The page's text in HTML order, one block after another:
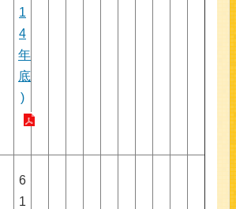
1
4
年
底
)
6
1